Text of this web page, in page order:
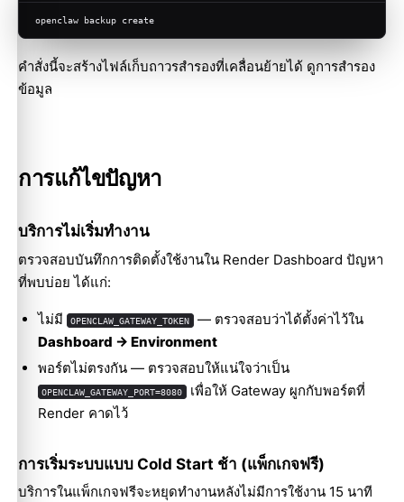
openclaw backup create
คำสั่งนี้จะสร้างไฟล์เก็บถาวรสำรองที่เคลื่อนย้ายได้ ดูการสำรอง
ข้อมูล
การแก้ไขปัญหา
บริการไม่เริ่มทำงาน
ตรวจสอบบันทึกการติดตั้งใช้งานใน Render Dashboard ปัญหา
ที่พบบ่อย ได้แก่:
ไม่มี OPENCLAW_GATEWAY_TOKEN
— ตรวจสอบว่าได้ตั้งค่าไว้ใน
Dashboard → Environment
พอร์ตไม่ตรงกัน — ตรวจสอบให้แน่ใจว่าเป็น
OPENCLAW_GATEWAY_PORT=8080
เพื่อให้ Gateway ผูกกับพอร์ตที่
Render คาดไว้
การเริ่มระบบแบบ Cold Start ช้า (แพ็กเกจฟรี)
บริการในแพ็กเกจฟรีจะหยุดทำงานหลังไม่มีการใช้งาน 15 นาที